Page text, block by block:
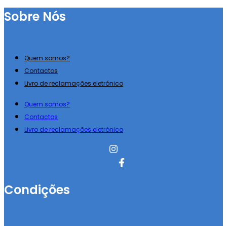
Sobre Nós
Quem somos?
Contactos
Livro de reclamações eletrónico
Quem somos?
Contactos
Livro de reclamações eletrónico
Condições